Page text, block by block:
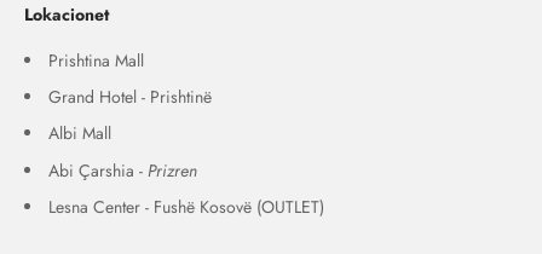
Lokacionet
Prishtina Mall
Grand Hotel - Prishtinë
Albi Mall
Abi Çarshia - Prizren
Lesna Center - Fushë Kosovë (OUTLET)